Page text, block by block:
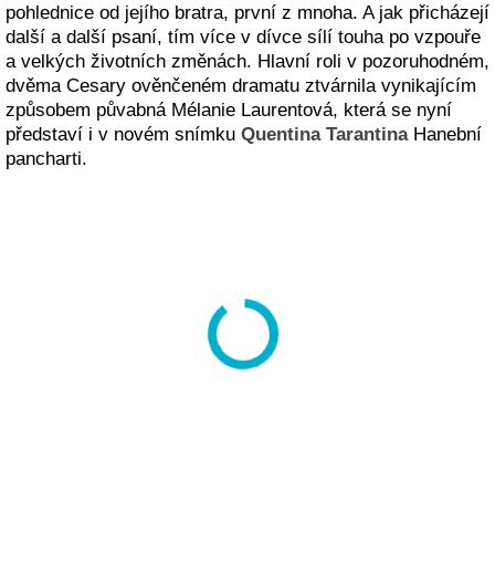
pohlednice od jejího bratra, první z mnoha. A jak přicházejí
další a další psaní, tím více v dívce sílí touha po vzpouře
a velkých životních změnách. Hlavní roli v pozoruhodném,
dvěma Cesary ověnčeném dramatu ztvárnila vynikajícím
způsobem půvabná Mélanie Laurentová, která se nyní
představí i v novém snímku Quentina TarantinaHanební
pancharti.